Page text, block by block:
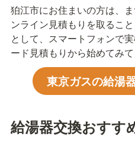
狛江市にお住まいの方は、
ンライン見積もりを取るこ
として、スマートフォンで
ード見積もりから始めてみて
東京ガスの給湯
給湯器交換おすす